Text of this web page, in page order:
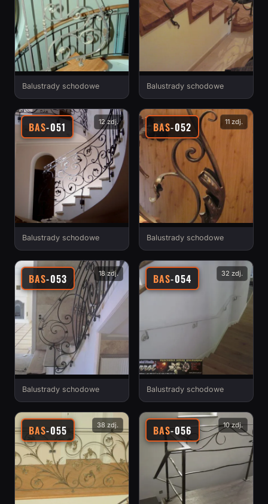
Balustrady schodowe Balustrady schodowe
BAS-051 12 zdj.
Balustrady schodowe
BAS-052 11 zdj.
Balustrady schodowe
BAS-053 18 zdj.
Balustrady schodowe
BAS-054 32 zdj.
Balustrady schodowe
BAS-055 38 zdj. BAS-056 10 zdj.